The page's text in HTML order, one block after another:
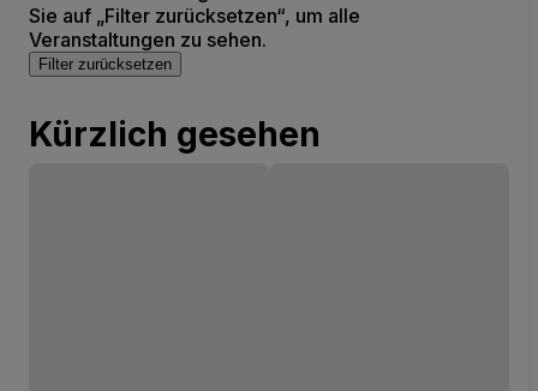
Sie auf „Filter zurücksetzen“, um alle
Veranstaltungen zu sehen.
Filter zurücksetzen
Kürzlich gesehen